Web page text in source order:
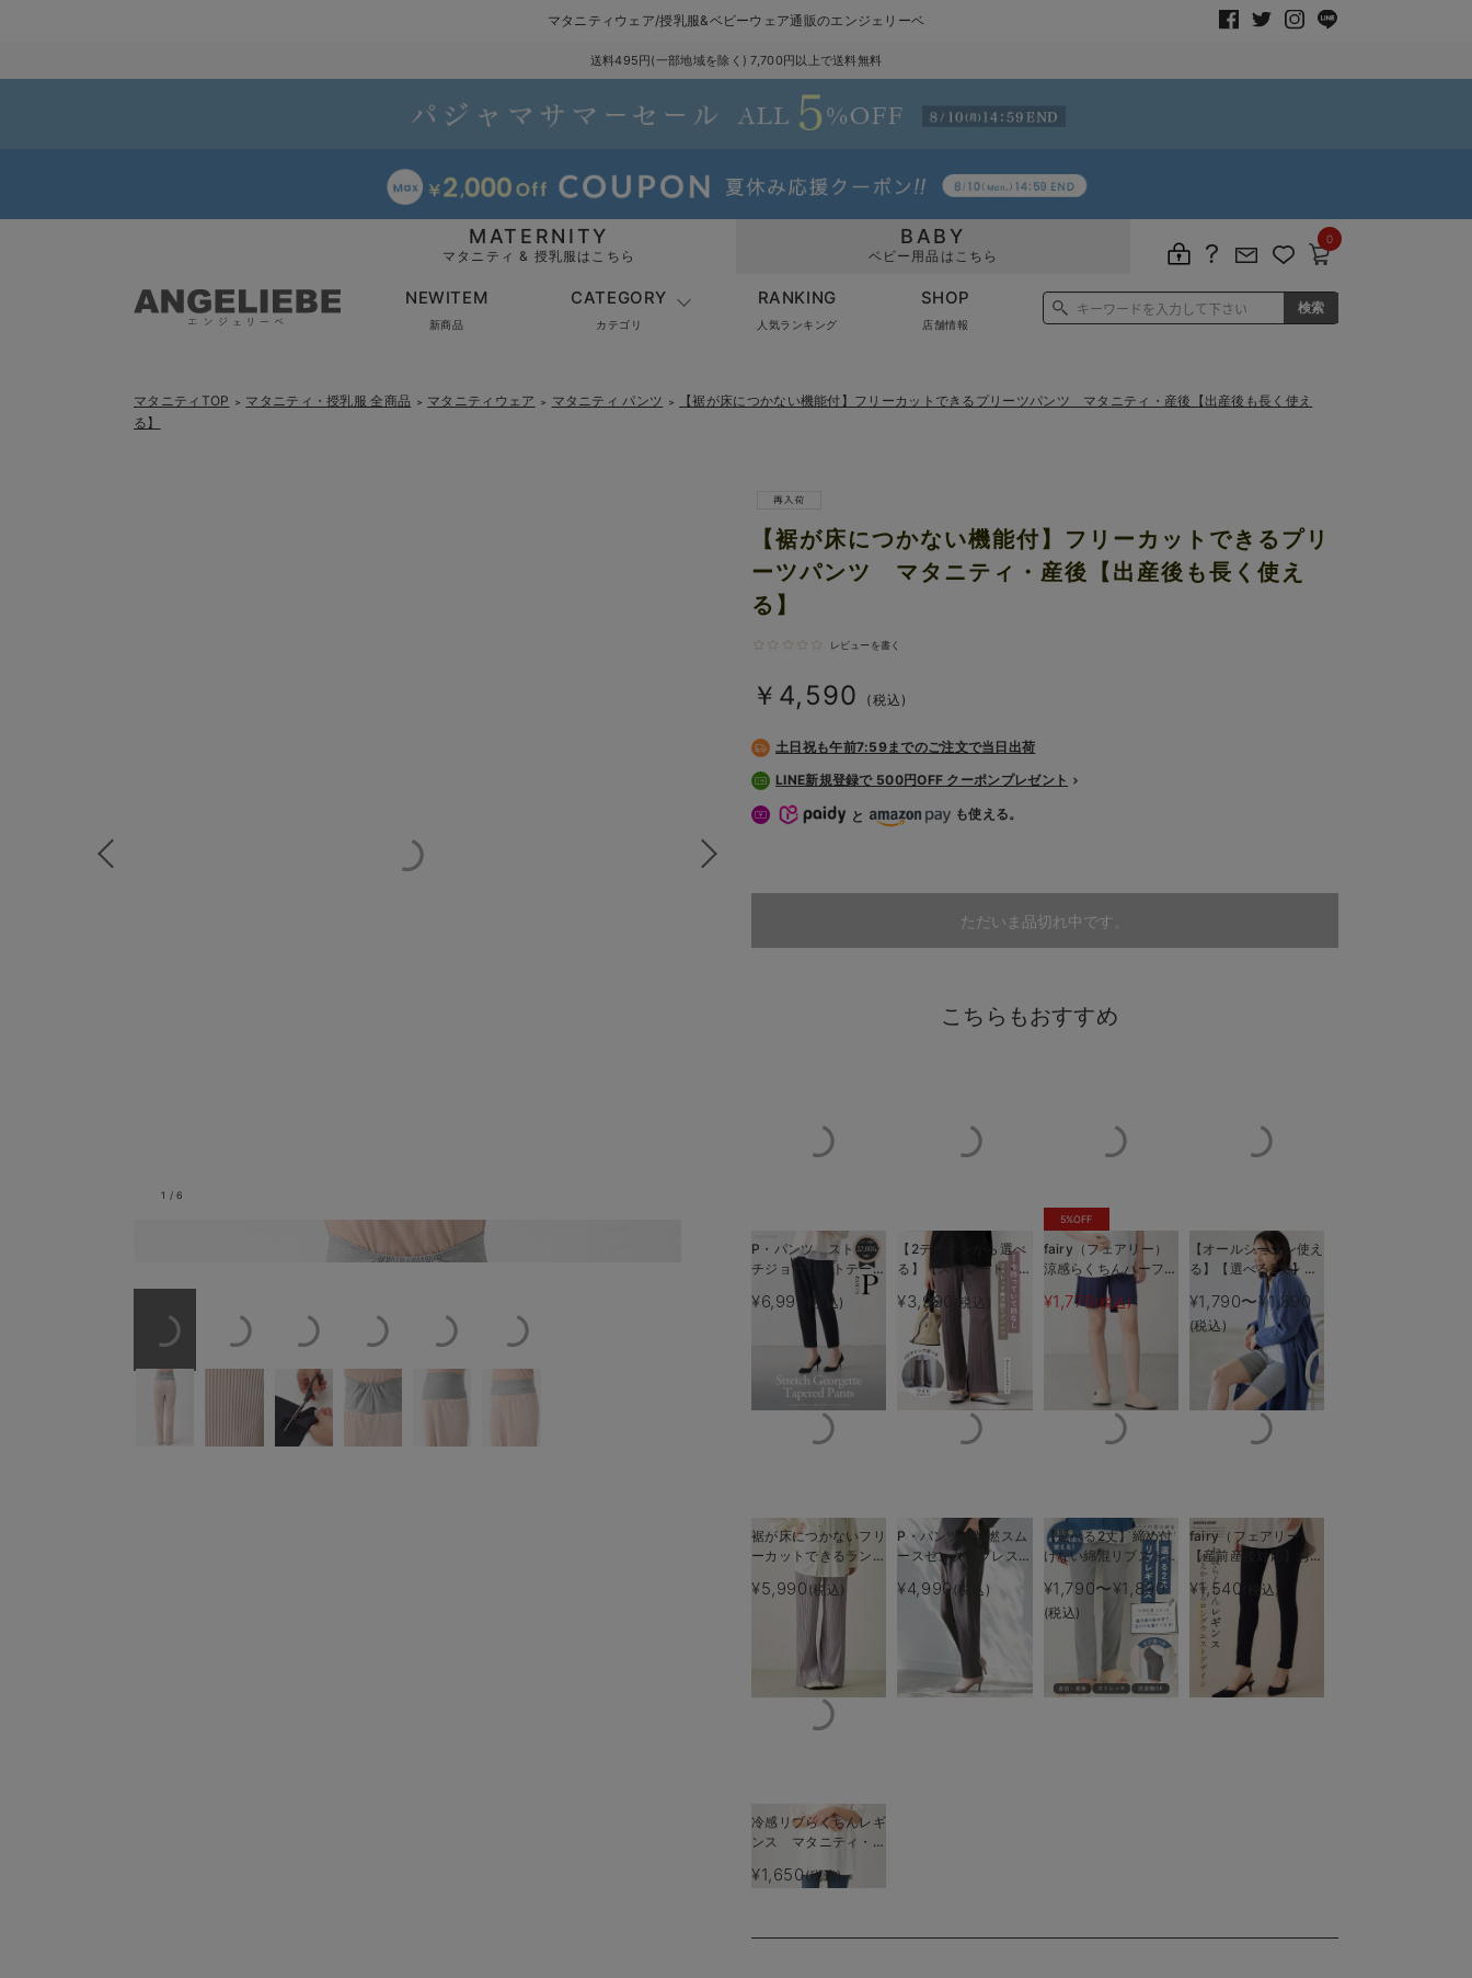
マタニティウェア/授乳服&ベビーウェア通販のエンジェリーベ
送料495円(一部地域を除く) 7,700円以上で送料無料
MATERNITY
マタニティ & 授乳服はこちら
BABY
ベビー用品はこちら
0
NEWITEM
新商品
CATEGORY
カテゴリ
RANKING
人気ランキング
SHOP
店舗情報
マタニティTOP ＞ マタニティ・授乳服 全商品 ＞ マタニティウェア ＞ マタニティ パンツ ＞
【裾が床につかない機能付】フリーカットできるプリーツパンツ マタニティ・産後【出産後も長く使え
る】
バックスタイル オールシーズン着まわせる上品プリーツ素材。光沢もキレイです
1 /6
【裾が床につかない機能付】フリーカットできるプリ
ーツパンツ マタニティ・産後【出産後も長く使え
る】
レビューを書く
￥4,590 (税込)
土日祝も午前7:59までのご注文で当日出荷
LINE新規登録で 500円OFF クーポンプレゼント
と も使える。
ただいま品切れ中です。
こちらもおすすめ
P・パンツ ストレッ
チジョーゼットテーパ
¥6,990 (税込)
【2デザインから選べ
る】【ストレート・ワ
イド】らくちん綿混ス
トレッチリブパンツ
マタニティ・産後【出
産後も長く使える】
¥3,990 (税込)
5%OFF
fairy（フェアリー）
涼感らくちんハーフパ
ンツ マタニティ・産
後【出産後も長く使え
¥1,776(税込)
【オールシーズン使え
る】【選べる2丈】締
め付けない綿混リブス
トレートレギンス【産
後まで長く使える】
¥1,790〜¥1,890
(税込)
裾が床につかないフリ
ーカットできるランダ
ムプリーツワイドパン
ツ マタニティ・産後
【出産後も長く使え
¥5,990 (税込)
P・パンツ 強撚スム
ースセンタープレステ
ーパード
¥4,990(税込)
【選べる2丈】締め付
けない綿混リブストレ
ートレギンス【産後ま
で長く使える】
¥1,790〜¥1,890
(税込)
fairy（フェアリー）
【産前産後対応】お腹
らくちんレギンス【出
産後も長く使える】
¥1,540 (税込)
冷感リブらくちんレギ
ンス マタニティ・産
る】fairy（フェアリ
¥1,650(税込)